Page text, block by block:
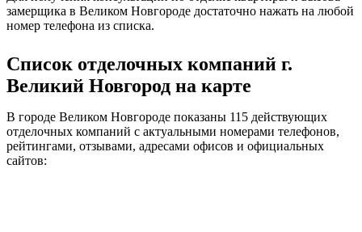
замерщика в Великом Новгороде достаточно нажать на любой
номер телефона из списка.
Список отделочных компаний г.
Великий Новгород на карте
В городе Великом Новгороде показаны 115 действующих
отделочных компаний с актуальными номерами телефонов,
рейтингами, отзывами, адресами офисов и официальных
сайтов: